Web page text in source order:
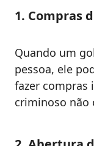
1. Compras
Quando um
pessoa, ele
fazer compras
criminoso não